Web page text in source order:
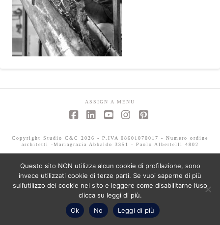
ASSIGN A MENU
Copyright Studio C&C 2026 - P.IVA 08601070017 - Numero ordine
architetti -Mariagrazia Abbaldo 3351 - Paolo Albertelli 4802
Questo sito NON utilizza alcun cookie di profilazione, sono
invece utilizzati cookie di terze parti. Se vuoi saperne di più
sull’utilizzo dei cookie nel sito e leggere come disabilitarne l’uso
clicca su leggi di più.
Ok
No Leggi di più